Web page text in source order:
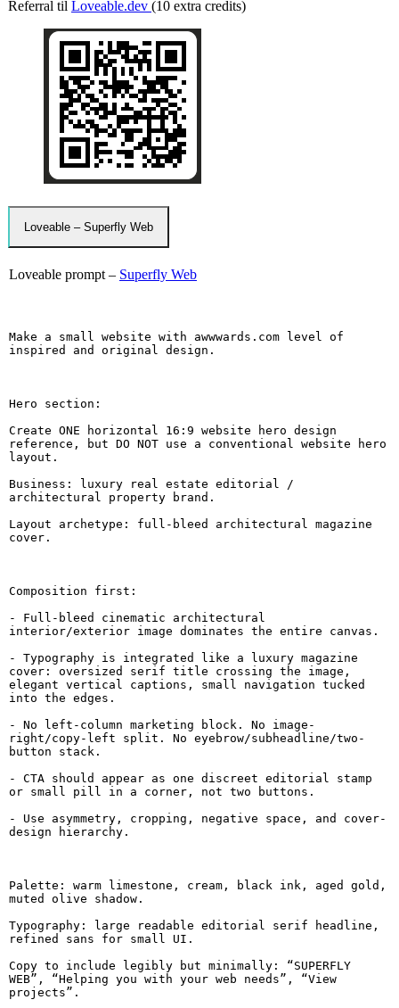
Referral til Loveable.dev (10 extra credits)
Loveable – Superfly Web
Loveable prompt – Superfly Web
Make a small website with awwwards.com level of
inspired and original design.
Hero section:
Create ONE horizontal 16:9 website hero design
reference, but DO NOT use a conventional website hero
layout.
Business: luxury real estate editorial /
architectural property brand.
Layout archetype: full-bleed architectural magazine
cover.
Composition first:
- Full-bleed cinematic architectural
interior/exterior image dominates the entire canvas.
- Typography is integrated like a luxury magazine
cover: oversized serif title crossing the image,
elegant vertical captions, small navigation tucked
into the edges.
- No left-column marketing block. No image-
right/copy-left split. No eyebrow/subheadline/two-
button stack.
- CTA should appear as one discreet editorial stamp
or small pill in a corner, not two buttons.
- Use asymmetry, cropping, negative space, and cover-
design hierarchy.
Palette: warm limestone, cream, black ink, aged gold,
muted olive shadow.
Typography: large readable editorial serif headline,
refined sans for small UI.
Copy to include legibly but minimally: “SUPERFLY
WEB”, “Helping you with your web needs”, “View
projects”.